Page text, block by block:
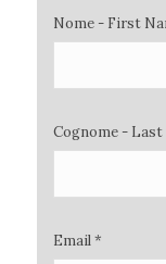
Nome - First
Cognome - Last
Email *